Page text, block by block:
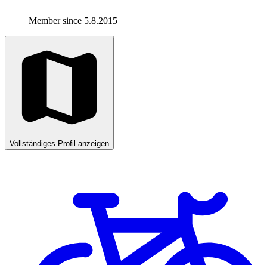
Member since 5.8.2015
Vollständiges Profil anzeigen